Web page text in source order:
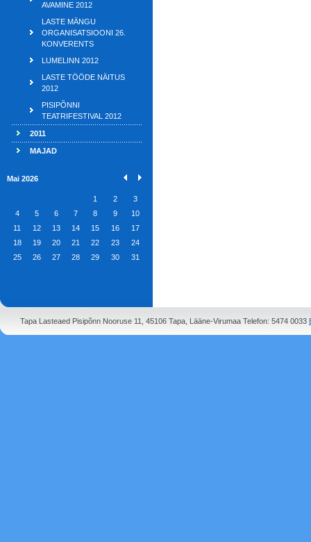
AVAMINE 2012
LASTE MÄNGU
ORGANISATSIOONI 26.
KONVERENTS
LUMELINN 2012
LASTE TÖÖDE NÄITUS
2012
PISIPÕNNI
TEATRIFESTIVAL 2012
2011
MAJAD
Mai 2026
1 2
3
4
5 6 7 8 9
10
11
12 13 14 15 16
17
18
19 20 21 22 23
24
25
26 27 28 29 30 31
Tapa Lasteaed Pisipõnn Nooruse 11, 45106 Tapa, Lääne-Virumaa Telefon: 5474 0033